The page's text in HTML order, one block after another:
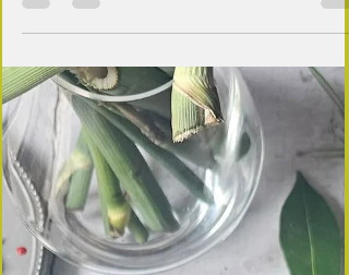
de l’Atlantique, allongés, vernissés, délicats…
Enfant, je les collectionnais pour décorer mes
châteaux de sable. Ce coquillage discret n’est pas
le plus courant sur nos plateaux de fruits de mer :
fragile, peu pêché, il reste confidentiel chez nous,
mais très apprécié en Espagne où il accompagne
les tapas. Cette semaine, j’ai eu la chance d’en
trouver dans mon casier. J’ai donc imagi